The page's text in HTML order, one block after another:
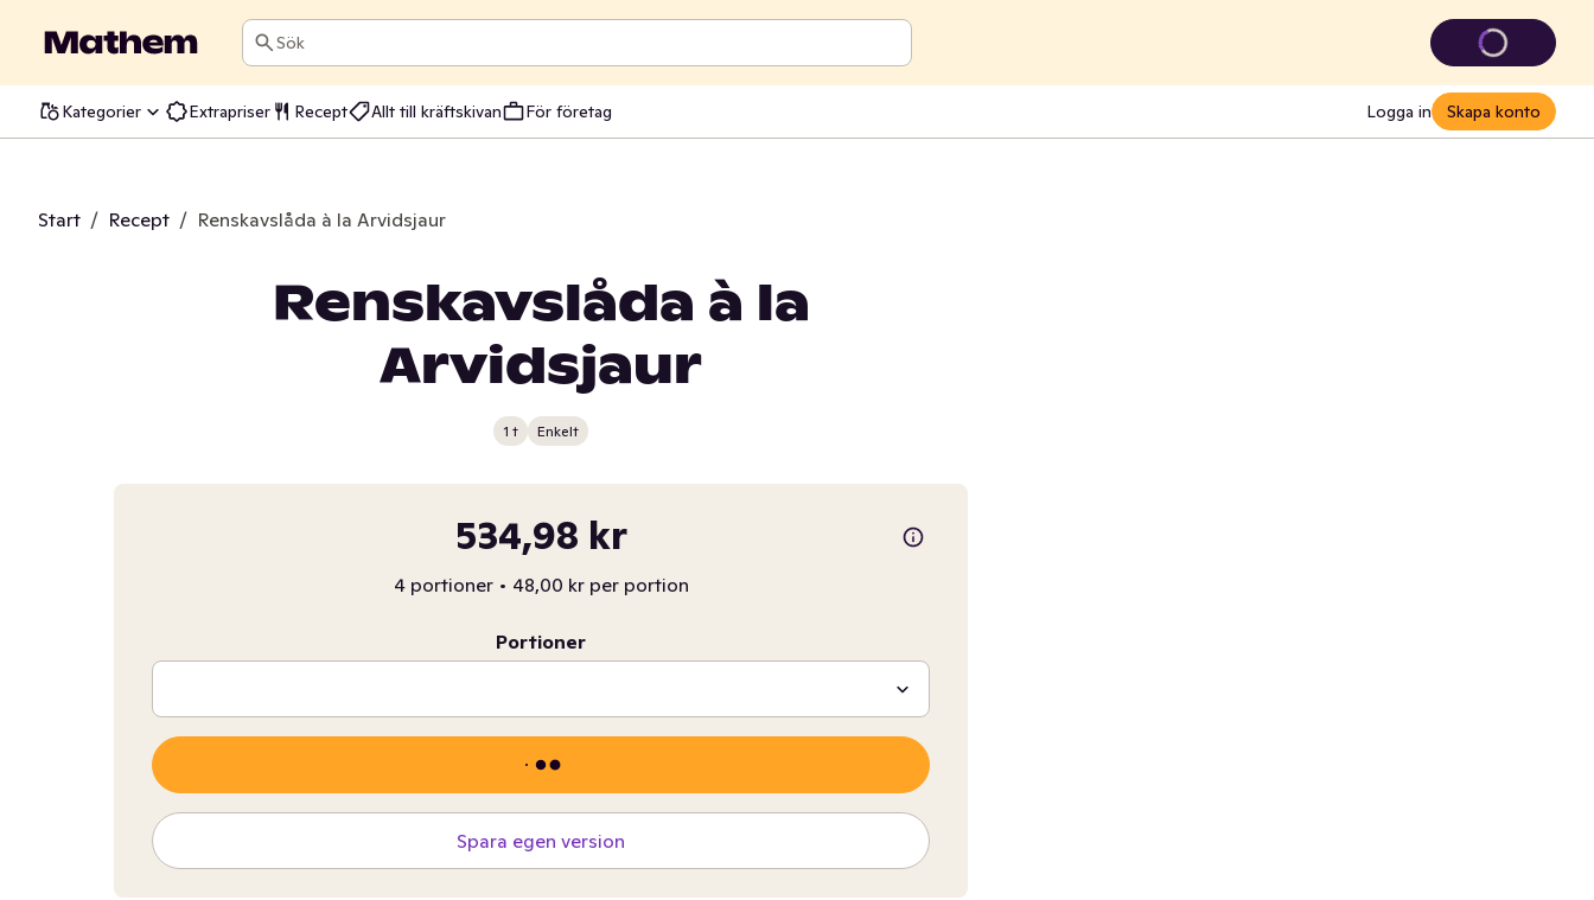
Sök
Kategorier Extrapriser Recept Allt till kräftskivan För företag Logga in Skapa konto
Start / Recept / Renskavslåda à la Arvidsjaur
Renskavslåda à la
Arvidsjaur
1 t Enkelt
534,98 kr
4 portioner • 48,00 kr per portion
Portioner
Spara egen version